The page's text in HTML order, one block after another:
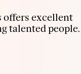
offers excellent
talented people.